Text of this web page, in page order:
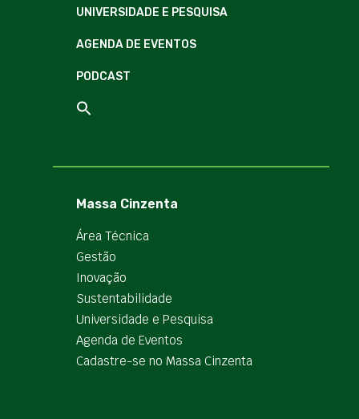
UNIVERSIDADE E PESQUISA
AGENDA DE EVENTOS
PODCAST
Massa Cinzenta
Área Técnica
Gestão
Inovação
Sustentabilidade
Universidade e Pesquisa
Agenda de Eventos
Cadastre-se no Massa Cinzenta